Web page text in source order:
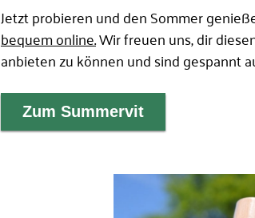
Jetzt probieren und den Sommer
bequem online.Wir freuen uns, dir
anbieten zu können und sind gespannt
Zum Summervit